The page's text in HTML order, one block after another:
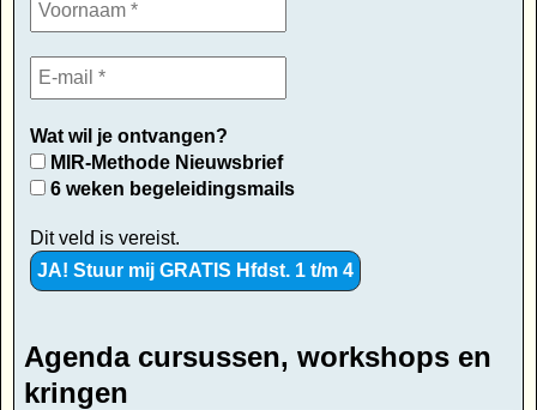
Wat wil je ontvangen?
MIR-Methode Nieuwsbrief
6 weken begeleidingsmails
Dit veld is vereist.
Agenda cursussen, workshops en
kringen